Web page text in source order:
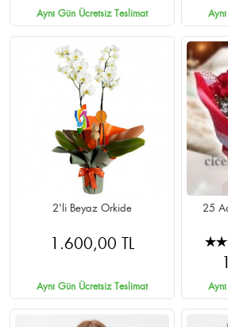
Aynı Gün Ücretsiz Teslimat
2'li Beyaz Orkide
1.600,00 TL
Aynı Gün Ücretsiz Teslimat
25